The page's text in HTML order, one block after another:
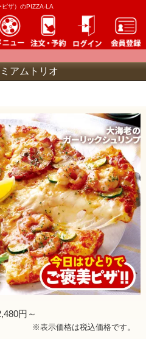
ザ）のPIZZA-LA
アムトリオ
円～
※表示価格は税込価格です。